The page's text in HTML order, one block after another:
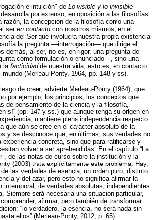
e intuición" de Lo visible y lo invisible
por extenso, en oposición a las filosofías
razón, la concepción de la filosofía como una
ser en contacto con nosotros mismos, en el
del Ser que involucra nuestra propia existencia
la pregunta —interrogación— que dirige el
demás, al ser, no es, en rigor, una pregunta de
como formulación o enunciado—, sino una
la facticidad de nuestra vida, esto es, en contacto
(Merleau-Ponty, 1964, pp. 148 y ss).
de creer, advierte Merleau-Ponty (1964), que
por ejemplo, los principios, los conceptos que
de pensamiento de la ciencia y la filosofía,
sí” (pp. 147 y ss.) que aunque tenga su origen en
mantiene plena independencia respecto
que aún se cree en el carácter absoluto de la
y se desconoce que, en últimas, sus verdades no
experiencia concreta, sino que para ratificarse y
volver a ser aprehendidas. En el capítulo “La
de las notas de curso sobre la institución y la
(2003) trata explícitamente este problema. Hay,
las verdades de esencia, un orden puro, distinto
y del azar, pero esto no significa afirmar la
intemporal, de verdades absolutas, independientes
Siempre será necesaria una situación particular,
afirmar, pero también de transformar
“lo verdadero, la esencia, no será nada sin
ellos” (Merleau-Ponty, 2012, p. 65)